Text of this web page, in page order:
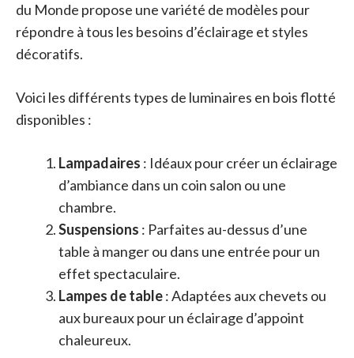
du Monde propose une variété de modèles pour
répondre à tous les besoins d’éclairage et styles
décoratifs.
Voici les différents types de luminaires en bois flotté
disponibles :
Lampadaires : Idéaux pour créer un éclairage
d’ambiance dans un coin salon ou une
chambre.
Suspensions : Parfaites au-dessus d’une
table à manger ou dans une entrée pour un
effet spectaculaire.
Lampes de table: Adaptées aux chevets ou
aux bureaux pour un éclairage d’appoint
chaleureux.